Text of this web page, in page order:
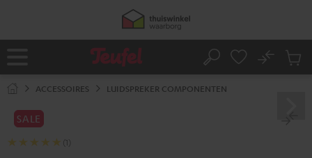
50% verzendkosten besparen met
D:20 H:35M :
Home Zoeken
No
ACCESSOIRES LUIDSPREKER COMPONENTEN
SALE
(1)